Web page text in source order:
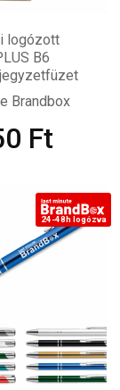
logózott
B6
Brandbox
Ft
24-48h logózva